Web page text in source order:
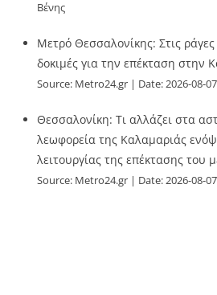
Βένης
Μετρό Θεσσαλονίκης: Στις
δοκιμές για την επέκταση στην
Source: Metro24.gr Date: 2026-08-07
Θεσσαλονίκη: Τι αλλάζει στα
λεωφορεία της Καλαμαριάς
λειτουργίας της επέκτασης του
Source: Metro24.gr Date: 2026-08-07